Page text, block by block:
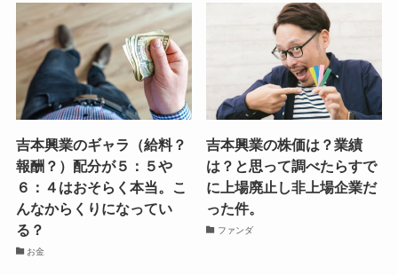
吉本興業のギャラ（給料？
報酬？）配分が５：５や
６：４はおそらく本当。こ
んなからくりになってい
る？
お金
吉本興業の株価は？業績
は？と思って調べたらすで
に上場廃止し非上場企業だ
った件。
ファンダ